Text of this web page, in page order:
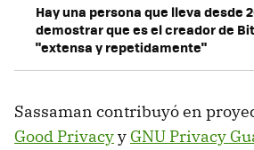
Hay una persona que lleva desde
demostrar que es el creador de
"extensa y repetidamente"
Sassaman contribuyó en
Good Privacyy GNU Privacy